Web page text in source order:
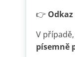
👉
V
písemně